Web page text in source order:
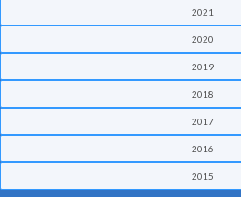
2021
2020
2019
2018
2017
2016
2015